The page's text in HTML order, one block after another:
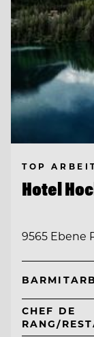
TOP
Hotel
9565 Ebene
CHEF DE
RANG/